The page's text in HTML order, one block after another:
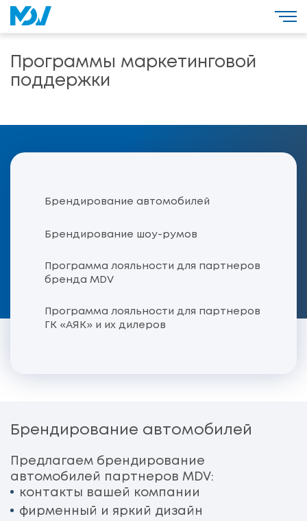
Программы маркетинговой
поддержки
Брендирование автомобилей
Брендирование шоу-румов
Программа лояльности для партнеров
бренда MDV
Программа лояльности для партнеров
ГК «АЯК» и их дилеров
Брендирование автомобилей
Предлагаем брендирование
автомобилей партнеров MDV:
контакты вашей компании
фирменный и яркий дизайн